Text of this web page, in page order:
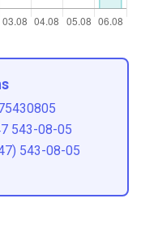
543-08-05
543-08-05